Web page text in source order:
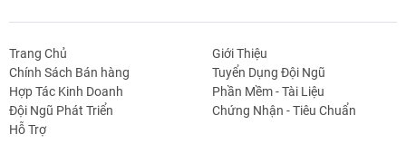
Định
Tải
Linh Kiện Siết -
Nối
Dụng Cụ Cầm
Tay
Máy Công Cụ
Tag
Trang Chủ
Giới Thiệu
Chính Sách Bán hàng
Tuyển Dụng Đội Ngũ
Hợp Tác Kinh Doanh
Phần Mềm - Tài Liệu
Đội Ngũ Phát Triển
Chứng Nhận - Tiêu Chuẩn
Hỗ Trợ